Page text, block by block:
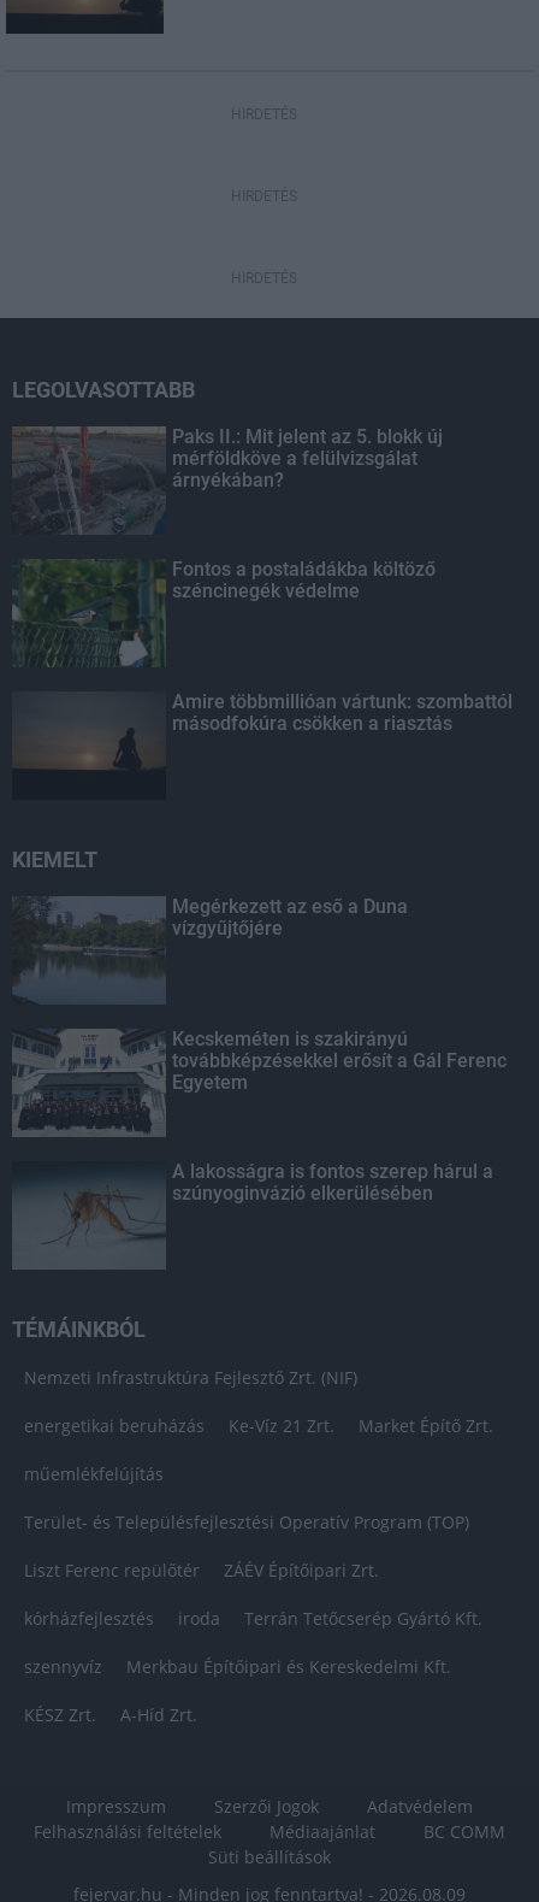
HIRDETÉS
HIRDETÉS
HIRDETÉS
LEGOLVASOTTABB
Paks II.: Mit jelent az 5. blokk új
mérföldköve a felülvizsgálat
árnyékában?
Fontos a postaládákba költöző
széncinegék védelme
Amire többmillióan vártunk: szombattól
másodfokúra csökken a riasztás
KIEMELT
Megérkezett az eső a Duna
vízgyűjtőjére
Kecskeméten is szakirányú
továbbképzésekkel erősít a Gál Ferenc
Egyetem
A lakosságra is fontos szerep hárul a
szúnyoginvázió elkerülésében
TÉMÁINKBÓL
Nemzeti Infrastruktúra Fejlesztő Zrt. (NIF)
energetikai beruházás Ke-Víz 21 Zrt. Market Építő Zrt.
műemlékfelújítás
Terület- és Településfejlesztési Operatív Program (TOP)
Liszt Ferenc repülőtér ZÁÉV Építőipari Zrt.
kórházfejlesztés iroda Terrán Tetőcserép Gyártó Kft.
szennyvíz Merkbau Építőipari és Kereskedelmi Kft.
KÉSZ Zrt. A-Híd Zrt.
Impresszum Szerzői Jogok
Adatvédelem
Felhasználási feltételek
Médiaajánlat
BC COMM
Süti beállítások
fejervar.hu - Minden jog fenntartva! - 2026.08.09